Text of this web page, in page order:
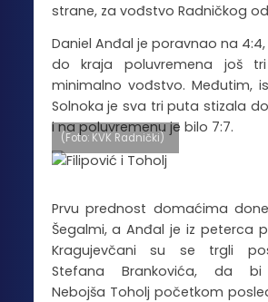
strane, za vođstvo Radničkog
Daniel Anđal je poravnao na 4:4,
do kraja poluvremena još
minimalno vođstvo. Međutim,
Solnoka je sva tri puta stizala
i na poluvremenu je bilo 7:7.
(Foto: KVK Radnički)
Prvu prednost domaćima
Šegalmi, a Anđal je iz peterca
Kragujevčani su se trgli
Stefana Brankovića, da bi
Nebojša Toholj početkom